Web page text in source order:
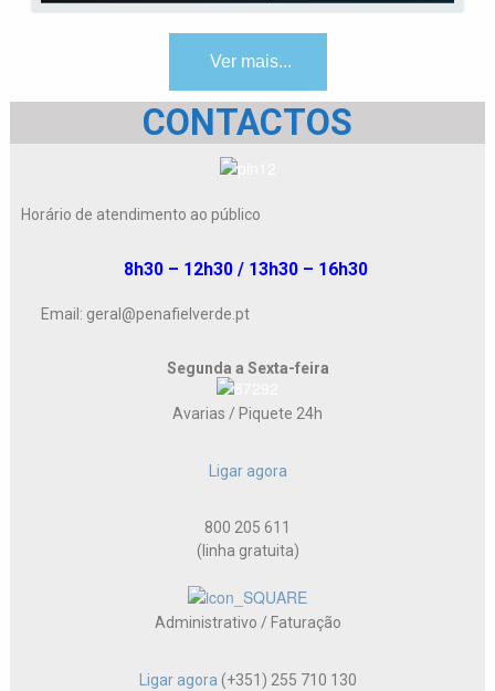
Ver mais...
CONTACTOS
Administrativo / Faturação
Ligar agora (+351) 255 710 130
Avarias / Piquete 24h
Ligar agora
800 205 611
(linha gratuita)
Horário de atendimento ao público
8h30 – 12h30 / 13h30 – 16h30
Email: geral@penafielverde.pt
Segunda a Sexta-feira